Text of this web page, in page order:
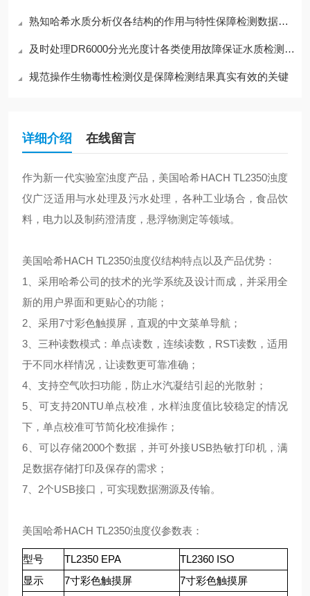
熟知哈希水质分析仪各结构的作用与特性保障检测数据规范有效
及时处理DR6000分光光度计各类使用故障保证水质检测数据具备参考价值
规范操作生物毒性检测仪是保障检测结果真实有效的关键
详细介绍 在线留言
作为新一代实验室浊度产品，美国哈希HACH TL2350浊度
仪广泛适用与水处理及污水处理，各种工业场合，食品饮
料，电力以及制药澄清度，悬浮物测定等领域。
美国哈希HACH TL2350浊度仪结构特点以及产品优势：
1、采用哈希公司的技术的光学系统及设计而成，并采用全
新的用户界面和更贴心的功能；
2、采用7寸彩色触摸屏，直观的中文菜单导航；
3、三种读数模式：单点读数，连续读数，RST读数，适用
于不同水样情况，让读数更可靠准确；
4、支持空气吹扫功能，防止水汽凝结引起的光散射；
5、可支持20NTU单点校准，水样浊度值比较稳定的情况
下，单点校准可节简化校准操作；
6、可以存储2000个数据，并可外接USB热敏打印机，满
足数据存储打印及保存的需求；
7、2个USB接口，可实现数据溯源及传输。
美国哈希HACH TL2350浊度仪参数表：
型号 TL2350 EPA TL2360 ISO
显示
7寸彩色触摸屏
7寸彩色触摸屏